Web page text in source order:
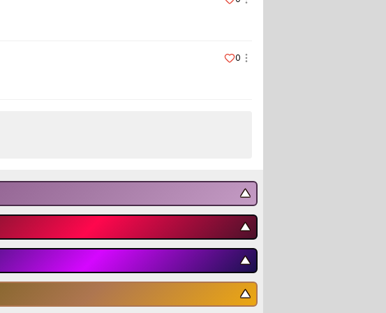
0
▼
▼
▼
▼